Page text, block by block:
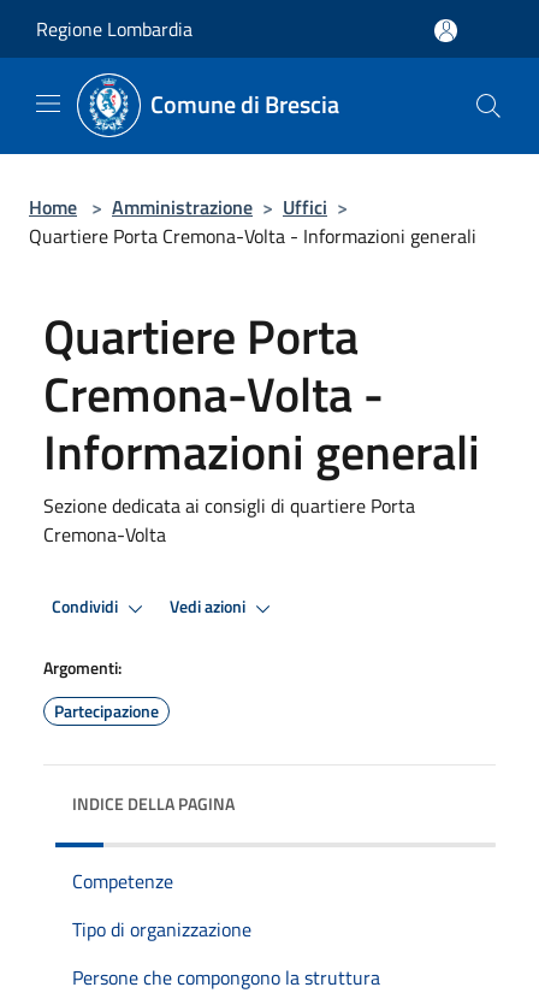
Regione Lombardia
Comune di Brescia
Home > Amministrazione > Uffici >
Quartiere Porta Cremona-Volta - Informazioni generali
Quartiere Porta
Cremona-Volta -
Informazioni generali
Sezione dedicata ai consigli di quartiere Porta
Cremona-Volta
Condividi Vedi azioni
Argomenti:
Partecipazione
INDICE DELLA PAGINA
Competenze
Tipo di organizzazione
Persone che compongono la struttura